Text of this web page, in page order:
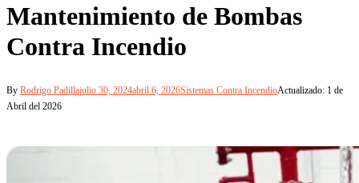
Mantenimiento de Bombas
Contra Incendio
By Rodrigo Padillajulio 30, 2024abril 6, 2026Sistemas Contra IncendioActualizado: 1 de
Abril del 2026